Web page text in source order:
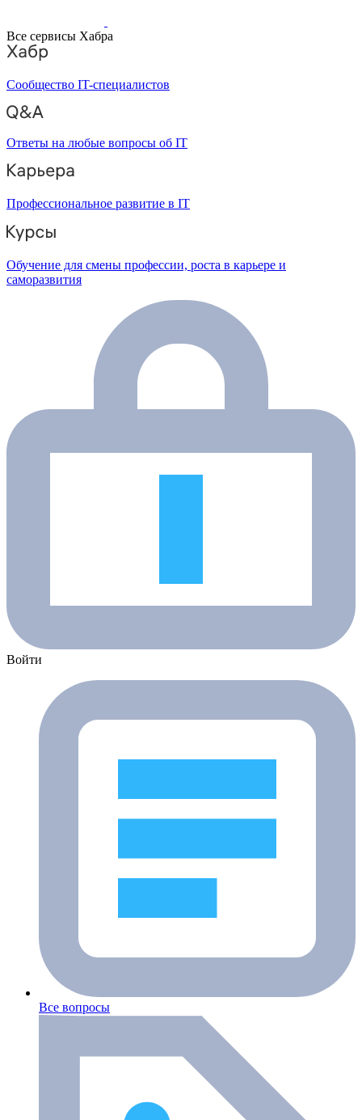
Все сервисы Хабра
Сообщество IT-специалистов
Ответы на любые вопросы об IT
Профессиональное развитие в IT
Обучение для смены профессии, роста в карьере и
саморазвития
Войти
Все вопросы